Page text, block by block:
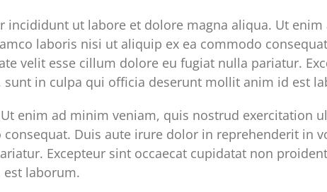
incididunt ut labore et dolore magna aliqua. Ut
laboris nisi ut aliquip ex ea commodo
velit esse cillum dolore eu fugiat nulla pariatur.
in culpa qui officia deserunt mollit anim id est
enim ad minim veniam, quis nostrud exercitation
Duis aute irure dolor in reprehenderit in
Excepteur sint occaecat cupidatat non
laborum.